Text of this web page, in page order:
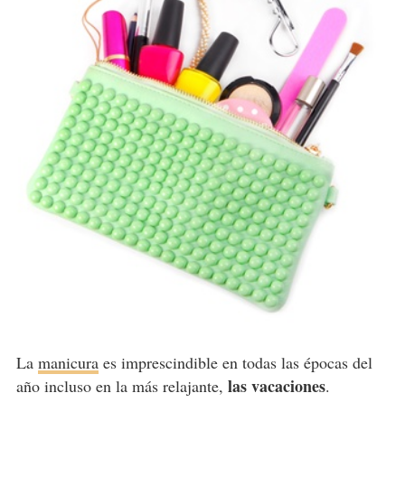
La manicuraes imprescindible en todas las épocas del
año incluso en la más relajante, las vacaciones.